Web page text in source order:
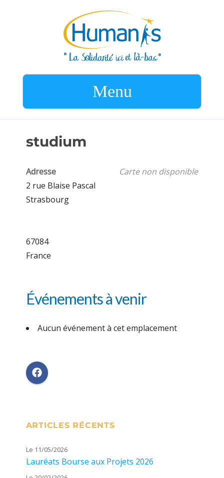
Menu
studium
Carte non disponible
Adresse
2 rue Blaise Pascal
Strasbourg
67084
France
Événements à venir
Aucun événement à cet emplacement
ARTICLES RÉCENTS
Le 11/05/2026
Lauréats Bourse aux Projets 2026